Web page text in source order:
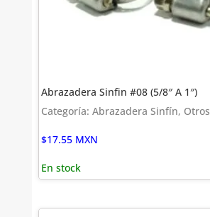
Abrazadera Sinfin #08 (5/8″ A 1″)
Categoría: Abrazadera Sinfín, Otros
$17.55 MXN
En stock